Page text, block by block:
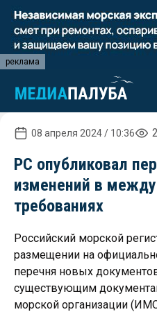
реклама
08 апреля 2024 / 10:36
РС опубликовал
изменений в
требованиях
Российский морской
размещении на
перечня новых
существующим
морской организации